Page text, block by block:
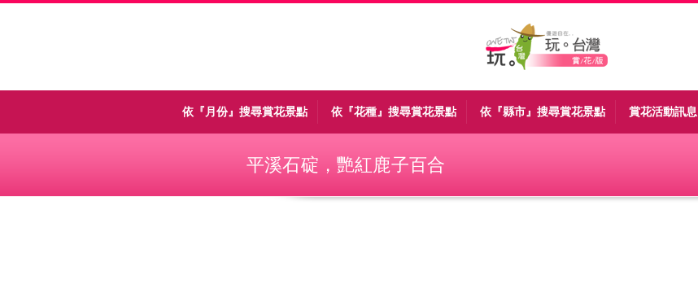
依『月份』搜尋賞花景點 依『花種』搜尋賞花景點 依『縣市』搜尋賞花景點 賞花活動訊息
平溪石碇，艷紅鹿子百合